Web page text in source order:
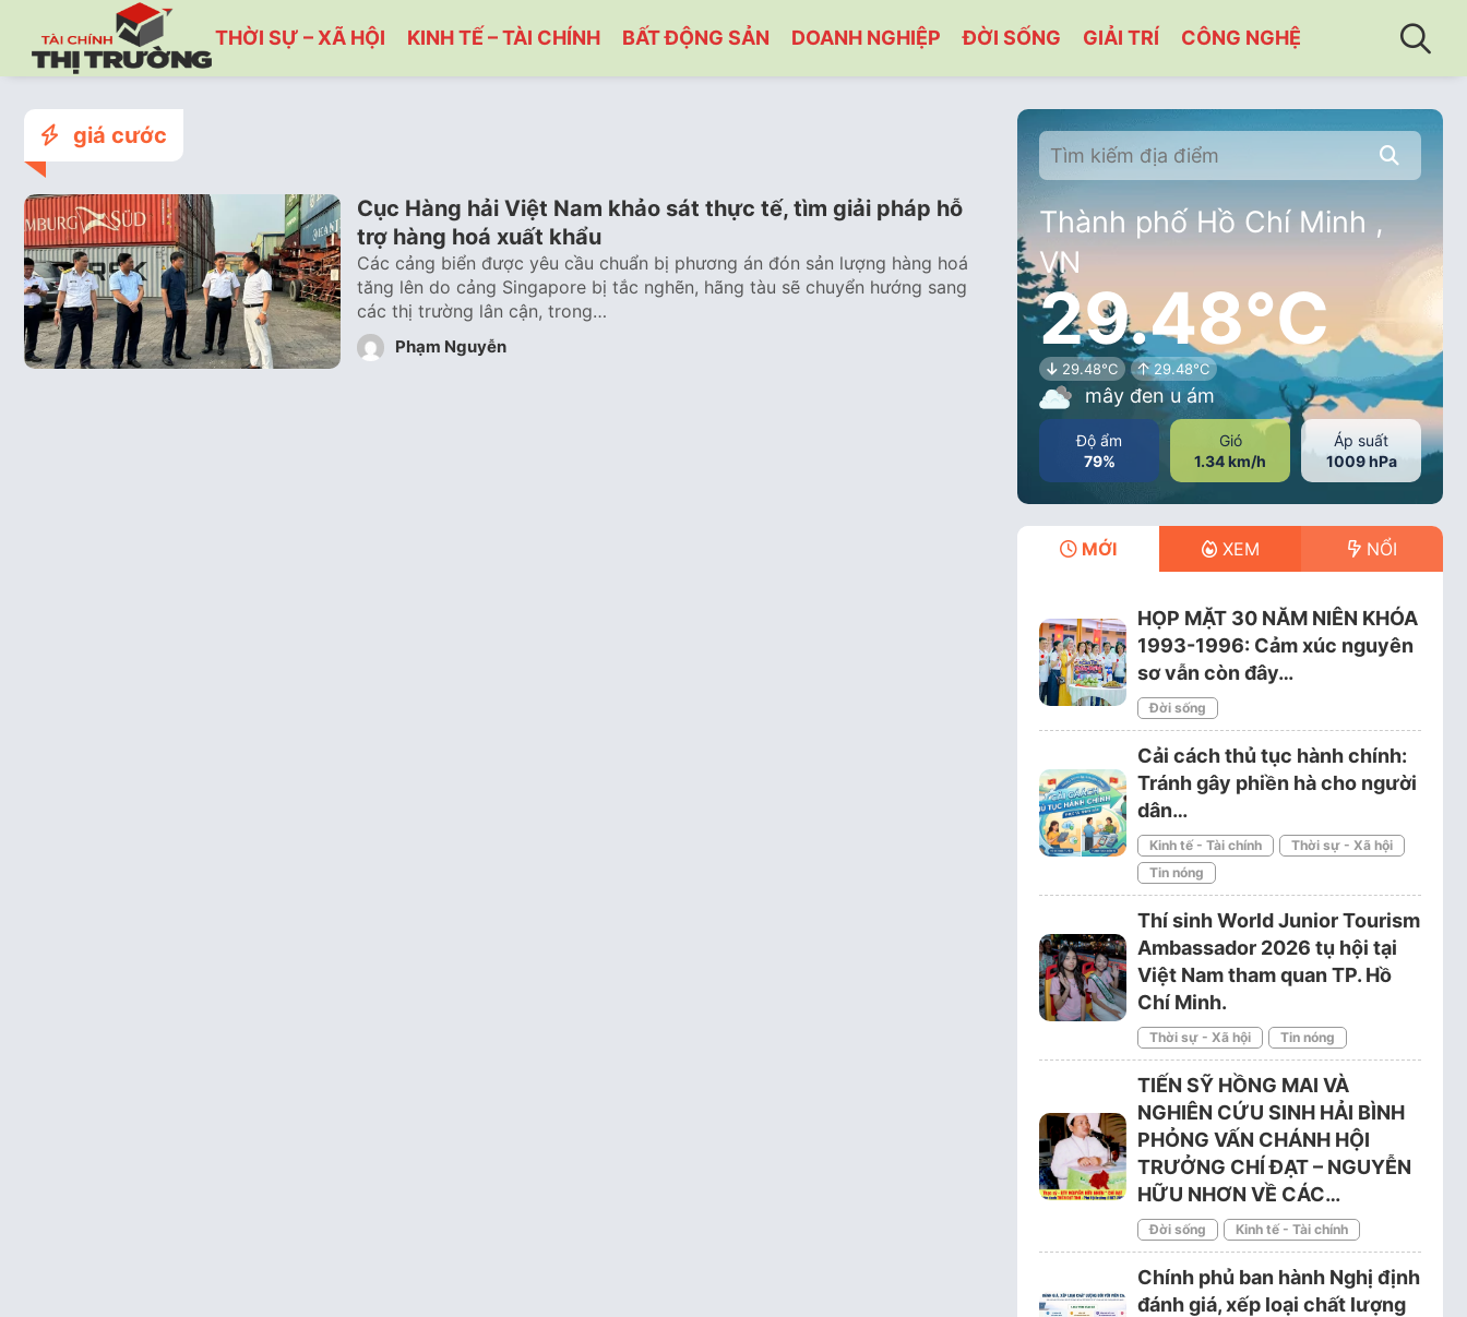
THỜI SỰ – XÃ HỘI KINH TẾ – TÀI CHÍNH BẤT ĐỘNG SẢN DOANH NGHIỆP ĐỜI SỐNG GIẢI TRÍ CÔNG NGHỆ
giá cước
Cục Hàng hải Việt Nam khảo sát thực tế, tìm giải pháp hỗ
trợ hàng hoá xuất khẩu
Các cảng biển được yêu cầu chuẩn bị phương án đón sản lượng hàng hoá
tăng lên do cảng Singapore bị tắc nghẽn, hãng tàu sẽ chuyển hướng sang
các thị trường lân cận, trong…
Phạm Nguyễn
Thành phố Hồ Chí Minh ,
VN
29.48°C
29.48°C 29.48°C
mây đen u ám
Độ ẩm
79%
Gió
1.34 km/h
Áp suất
1009 hPa
MỚI XEM NỔI
HỌP MẶT 30 NĂM NIÊN KHÓA
1993-1996: Cảm xúc nguyên
sơ vẫn còn đây…
Đời sống
Cải cách thủ tục hành chính:
Tránh gây phiền hà cho người
dân…
Kinh tế - Tài chính
Thời sự - Xã hội
Tin nóng
Thí sinh World Junior Tourism
Ambassador 2026 tụ hội tại
Việt Nam tham quan TP. Hồ
Chí Minh.
Thời sự - Xã hội Tin nóng
TIẾN SỸ HỒNG MAI VÀ
NGHIÊN CỨU SINH HẢI BÌNH
PHỎNG VẤN CHÁNH HỘI
TRƯỞNG CHÍ ĐẠT – NGUYỄN
HỮU NHƠN VỀ CÁC…
Đời sống Kinh tế - Tài chính
Chính phủ ban hành Nghị định
đánh giá, xếp loại chất lượng